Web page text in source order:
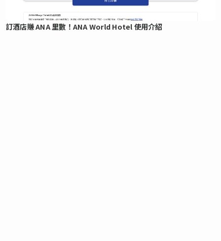
訂酒店賺 ANA 里數！ANA World Hotel 使用介紹